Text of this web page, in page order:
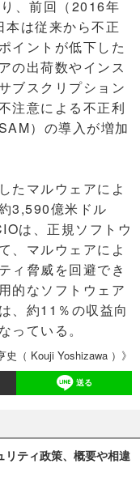
、前回（2016年
は従来から不正
イントが低下した
の出荷数やインス
ブスクリプション
注意による不正利
）の導入が増加
たマルウェアによ
3,590億米ドル
は、正規ソフトウ
、マルウェアによ
ィ脅威を回避でき
的なソフトウェア
、約11％の収益向
っている。
史（ Kouji Yoshizawa ）》
送る
リティ政策、概要や相違